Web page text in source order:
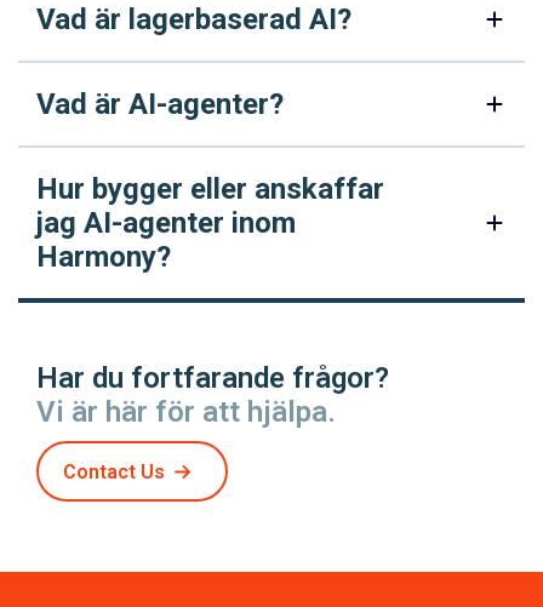
Vad är lagerbaserad AI?
Vad är AI-agenter?
Hur bygger eller anskaffar
jag AI-agenter inom
Harmony?
Har du fortfarande frågor?
Vi är här för att hjälpa.
Contact Us